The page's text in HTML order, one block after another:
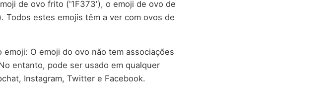
de ovo frito ('1F373'), o emoji de ovo de
Todos estes emojis têm a ver com ovos de
O emoji do ovo não tem associações
entanto, pode ser usado em qualquer
Instagram, Twitter e Facebook.